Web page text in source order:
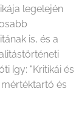
legelején
is, és a
így: "Kritikái és
és